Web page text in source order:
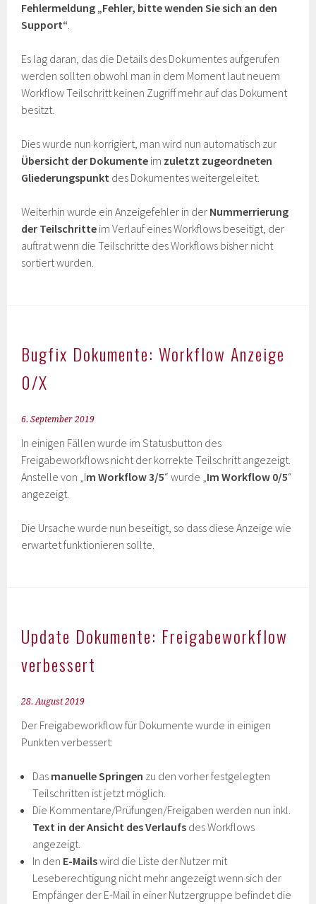
Fehlermeldung „Fehler, bitte wenden Sie sich an den
Support“.
Es lag daran, das die Details des Dokumentes aufgerufen
werden sollten obwohl man in dem Moment laut neuem
Workflow Teilschritt keinen Zugriff mehr auf das Dokument
besitzt.
Dies wurde nun korrigiert, man wird nun automatisch zur
Übersicht der Dokumente im zuletzt zugeordneten
Gliederungspunkt des Dokumentes weitergeleitet.
Weiterhin wurde ein Anzeigefehler in der Nummerrierung
der Teilschritte im Verlauf eines Workflows beseitigt, der
auftrat wenn die Teilschritte des Workflows bisher nicht
sortiert wurden.
Bugfix Dokumente: Workflow Anzeige
0/X
6. September 2019
In einigen Fällen wurde im Statusbutton des
Freigabeworkflows nicht der korrekte Teilschritt angezeigt.
Anstelle von „Im Workflow 3/5“ wurde „Im Workflow 0/5“
angezeigt.
Die Ursache wurde nun beseitigt, so dass diese Anzeige wie
erwartet funktionieren sollte.
Update Dokumente: Freigabeworkflow
verbessert
28. August 2019
Der Freigabeworkflow für Dokumente wurde in einigen
Punkten verbessert:
Das manuelle Springen zu den vorher festgelegten
Teilschritten ist jetzt möglich.
Die Kommentare/Prüfungen/Freigaben werden nun inkl.
Text in der Ansicht des Verlaufs des Workflows
angezeigt.
In den E-Mailswird die Liste der Nutzer mit
Leseberechtigung nicht mehr angezeigt wenn sich der
Empfänger der E-Mail in einer Nutzergruppe befindet die